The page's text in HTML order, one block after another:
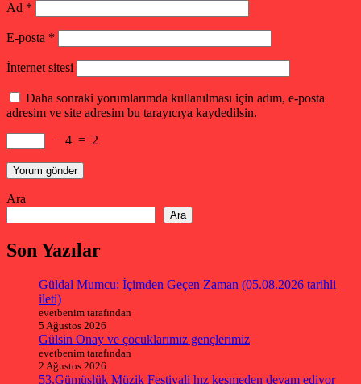
Ad *
E-posta *
İnternet sitesi
Daha sonraki yorumlarımda kullanılması için adım, e-posta
adresim ve site adresim bu tarayıcıya kaydedilsin.
− 4 = 2
Ara
Ara
Son Yazılar
Güldal Mumcu: İçimden Geçen Zaman (05.08.2026 tarihli
ileti)
evetbenim tarafından
5 Ağustos 2026
Gülsin Onay ve çocuklarımız gençlerimiz
evetbenim tarafından
2 Ağustos 2026
53.Gümüşlük Müzik Festivali hız kesmeden devam ediyor